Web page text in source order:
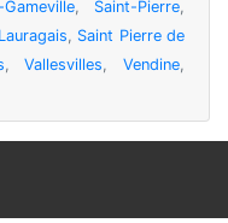
, Saint-Pierre,
, Saint Pierre de
,Vallesvilles,Vendine,